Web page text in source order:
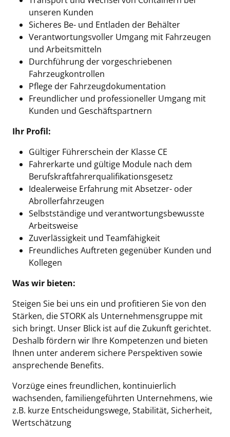
unseren Kunden
Sicheres Be- und Entladen der Behälter
Verantwortungsvoller Umgang mit Fahrzeugen
und Arbeitsmitteln
Durchführung der vorgeschriebenen
Fahrzeugkontrollen
Pflege der Fahrzeugdokumentation
Freundlicher und professioneller Umgang mit
Kunden und Geschäftspartnern
Ihr Profil:
Gültiger Führerschein der Klasse CE
Fahrerkarte und gültige Module nach dem
Berufskraftfahrerqualifikationsgesetz
Idealerweise Erfahrung mit Absetzer- oder
Abrollerfahrzeugen
Selbstständige und verantwortungsbewusste
Arbeitsweise
Zuverlässigkeit und Teamfähigkeit
Freundliches Auftreten gegenüber Kunden und
Kollegen
Was wir bieten:
Steigen Sie bei uns ein und profitieren Sie von den
Stärken, die STORK als Unternehmensgruppe mit
sich bringt. Unser Blick ist auf die Zukunft gerichtet.
Deshalb fördern wir Ihre Kompetenzen und bieten
Ihnen unter anderem sichere Perspektiven sowie
ansprechende Benefits.
Vorzüge eines freundlichen, kontinuierlich
wachsenden, familiengeführten Unternehmens, wie
z.B. kurze Entscheidungswege, Stabilität, Sicherheit,
Wertschätzung